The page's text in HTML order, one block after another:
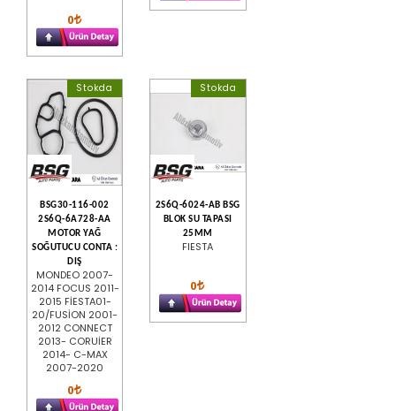
0
Stokda
BSG30-116-002
2S6Q-6A728-AA
MOTOR YAĞ
SOĞUTUCU CONTA :
DIŞ
MONDEO 2007-
2014 FOCUS 2011-
2015 FİESTA01-
20/FUSİON 2001-
2012 CONNECT
2013- CORUİER
2014- C-MAX
2007-2020
0
Stokda
2S6Q-6024-AB BSG
BLOK SU TAPASI
25MM
FIESTA
0